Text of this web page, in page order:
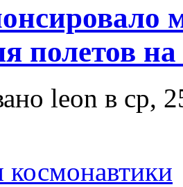
полетов
leon в ср,
космонавтики